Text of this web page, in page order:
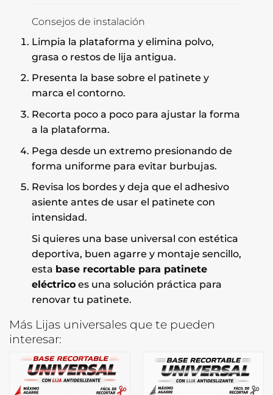
Consejos de instalación
Limpia la plataforma y elimina polvo,
grasa o restos de lija antigua.
Presenta la base sobre el patinete y
marca el contorno.
Recorta poco a poco para ajustar la forma
a la plataforma.
Pega desde un extremo presionando de
forma uniforme para evitar burbujas.
Revisa los bordes y deja que el adhesivo
asiente antes de usar el patinete con
intensidad.
Si quieres una base universal con estética
deportiva, buen agarre y montaje sencillo,
esta base recortable para patinete
eléctricoes una solución práctica para
renovar tu patinete.
Más Lijas universales que te pueden
interesar: